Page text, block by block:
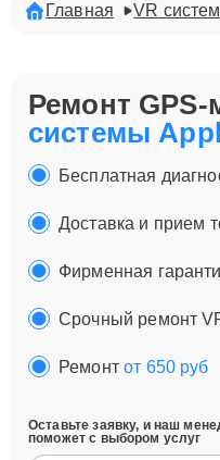
Главная VR
Ремонт
системы
Бесплатная
Доставка и прием
Фирменная
Срочный ремонт
Ремонтот 650 руб
Оставьте заявку, и наш
поможет с выбором услуг